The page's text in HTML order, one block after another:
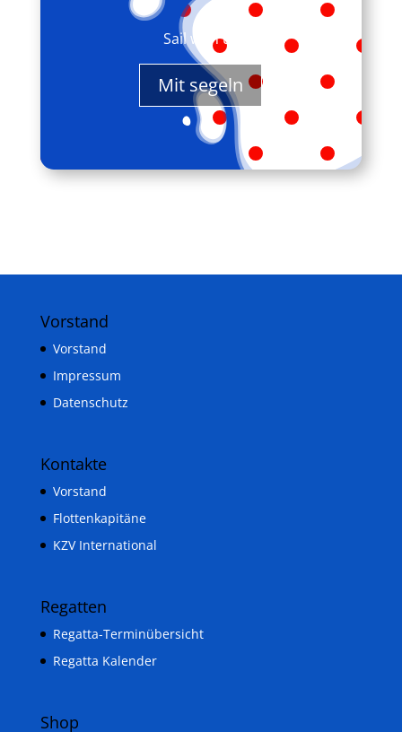
Sail with us
Mit segeln
Vorstand
Vorstand
Impressum
Datenschutz
Kontakte
Vorstand
Flottenkapitäne
KZV International
Regatten
Regatta-Terminübersicht
Regatta Kalender
Shop